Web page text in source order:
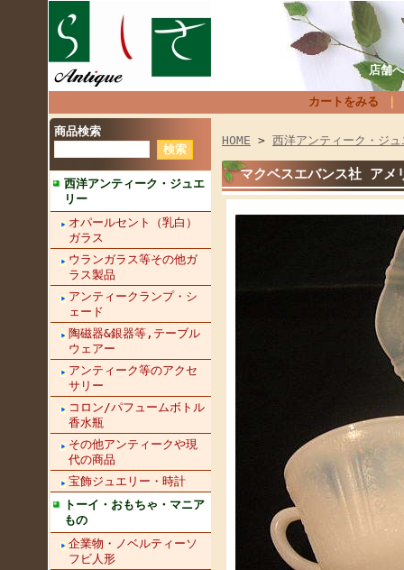
店舗
カートをみる
商品検索
西洋アンティーク・ジュエ
リー
オパールセント（乳白）
ガラス
ウランガラス等その他ガ
ラス製品
アンティークランプ・シ
ェード
陶磁器&銀器等,テーブル
ウェアー
アンティーク等のアクセ
サリー
コロン/パフュームボトル
香水瓶
その他アンティークや現
代の商品
宝飾ジュエリー・時計
トーイ・おもちゃ・マニア
もの
企業物・ノベルティーソ
フビ人形
HOME > 西洋アンティーク・ジュ
マクベスエバンス社 アメ